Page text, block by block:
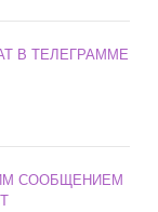
В ТЕЛЕГРАММЕ
СООБЩЕНИЕМ